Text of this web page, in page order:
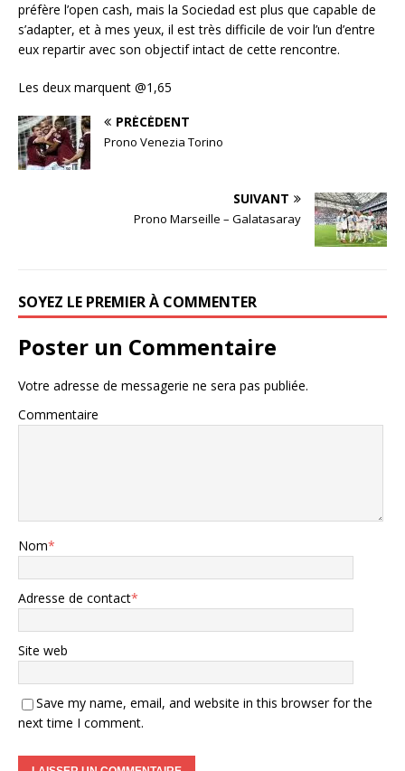
préfère l’open cash, mais la Sociedad est plus que capable de
s’adapter, et à mes yeux, il est très difficile de voir l’un d’entre
eux repartir avec son objectif intact de cette rencontre.
Les deux marquent @1,65
PRÉCÉDENT
Prono Venezia Torino
SUIVANT
Prono Marseille – Galatasaray
SOYEZ LE PREMIER À COMMENTER
Poster un Commentaire
Votre adresse de messagerie ne sera pas publiée.
Commentaire
Nom*
Adresse de contact*
Site web
Save my name, email, and website in this browser for the
next time I comment.